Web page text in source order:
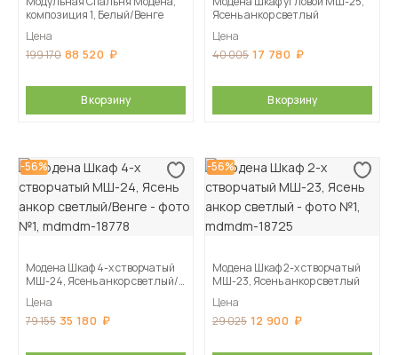
композиция 1, Белый/Венге
Цена
199 170 88 520
В корзину
Ясень анкор светлый
Цена
40 005 17 780
В корзину
-56%
Модена Шкаф 4-х створчатый
МШ-24, Ясень анкор светлый/
Цена
79 155 35 180
-56%
Модена Шкаф 2-х створчатый
МШ-23, Ясень анкор светлый
Цена
29 025 12 900